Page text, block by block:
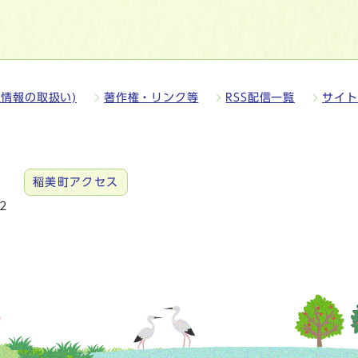
報の取扱い) 著作権・リンク等 RSS配信一覧 サイ
稲美町アクセス